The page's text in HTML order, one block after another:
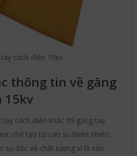
tay cách điện 15kv
thông tin về găng
15kv
cách điện khác thì găng tay
chế tạo từ cao su thiên nhiên,
su đặc và chất lượng vì là sản